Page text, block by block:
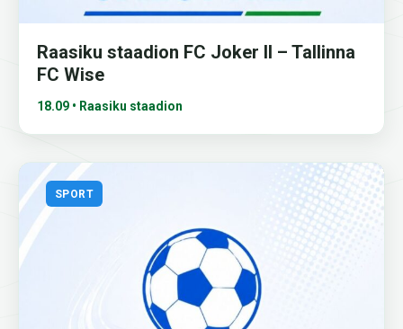
Raasiku staadion FC Joker II – Tallinna
FC Wise
18.09 • Raasiku staadion
SPORT